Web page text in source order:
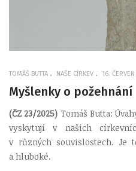
TOMÁŠ BUTTA NAŠE CÍRKEV 16.
Myšlenky o požehnání
(ČZ 23/2025) Tomáš Butta:
vyskytují v našich
v různých souvislostech. Je
a hluboké.